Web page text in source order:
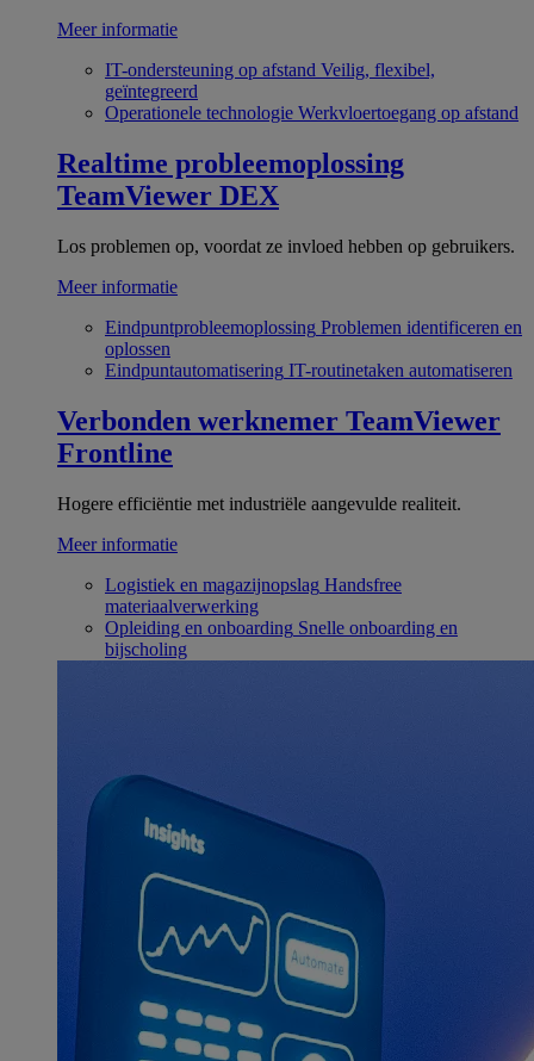
Meer informatie
IT-ondersteuning op afstand Veilig, flexibel,
geïntegreerd
Operationele technologie Werkvloertoegang op afstand
Realtime probleemoplossing
TeamViewer DEX
Los problemen op, voordat ze invloed hebben op gebruikers.
Meer informatie
Eindpuntprobleemoplossing Problemen identificeren en
oplossen
Eindpuntautomatisering IT-routinetaken automatiseren
Verbonden werknemer TeamViewer
Frontline
Hogere efficiëntie met industriële aangevulde realiteit.
Meer informatie
Logistiek en magazijnopslag Handsfree
materiaalverwerking
Opleiding en onboarding Snelle onboarding en
bijscholing